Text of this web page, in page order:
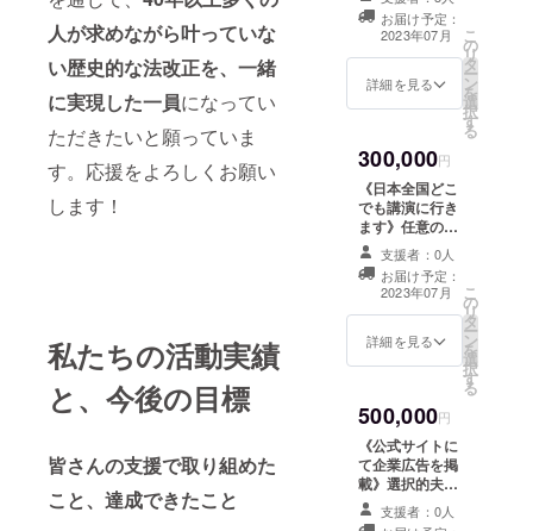
人が求めながら叶っていな
い歴史的な法改正を、一緒
に実現した一員になってい
ただきたいと願っていま
す。応援をよろしくお願い
します！
私たちの活動実績
と、今後の目標
皆さんの支援で取り組めた
こと、達成できたこと
③マンスリー
メールマガジン
のお届け ④PDF
ずな」のお届け
（不定期） ⑤一
内します） リ
ターン内容
①2023年7月〜
10月の間に都内
で土日開催する
クローズドラン
後メールでの #
自分の名前で生
きる自由 活動報
告 ③マンスリー
メールマガジン
のお届け ④PDF
冊子「家族のき
ずな」のお届け
（不定期） ⑤一
般参加イベント
のご案内
団体、企業の皆
様の皆様向けに
事務局長・井田
奈穂がお話しま
す。「ロビー活
2023年7月以降
の日程でお引き
受けします。
（ご希望を備考
欄にお書き入れ
下さい） リター
ン内容 ①選択的
夫婦別姓や陳情
活動について60
分オンライン講
演（Zoom） ②1
年後メールでの
#自分の名前で生
きる自由 活動報
告 ③マンスリー
メールマガジン
のお届け ④PDF
冊子「家族のき
ずな」のお届け
（不定期） ⑤一
お届け予定：
2023年07月
詳細を見る
こ
の
リ
タ
ー
ン
を
選
択
す
る
300,000円
《日本全国どこ
でも講演に行き
ます》任意の団
体、企業の皆様
の皆様向けに最
適な人材を講師
として派遣しま
す。「ロビー活
動の始め方」な
ジェンダーバイ
アスチェック研
修」などでもOK
です！ご要望を
お聞かせ下さ
い。（詳細は後
支援者：0人
お届け予定：
2023年07月
詳細を見る
こ
の
リ
タ
ー
ン
を
選
択
す
る
500,000円
《公式サイトに
て企業広告を掲
載》選択的夫婦
別姓・全国陳情
アクションの公
支援者：0人